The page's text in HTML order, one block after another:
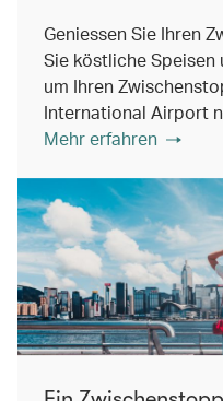
Geniessen Sie Ihren
Sie köstliche Speisen
um Ihren
International Airport
Mehr erfahren